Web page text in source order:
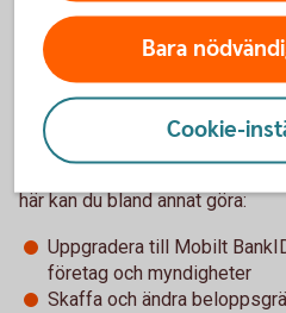
Hantera ditt
app
här kan du bland annat göra:
Uppgradera till Mobilt
företag och myndigheter
Skaffa och ändra
Bara
Cookie-